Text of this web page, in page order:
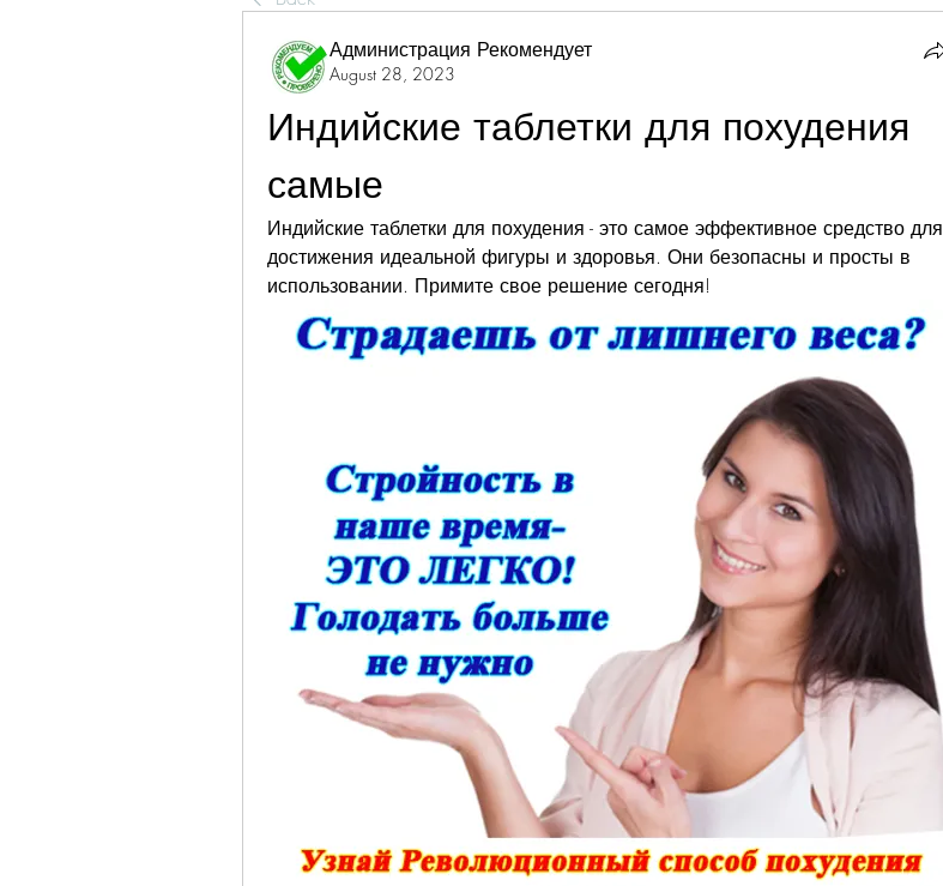
Администрация Рекомендует
August 28, 2023
Индийские таблетки для похудения
самые
Индийские таблетки для похудения - это самое эффективное средство для
достижения идеальной фигуры и здоровья. Они безопасны и просты в
использовании. Примите свое решение сегодня!